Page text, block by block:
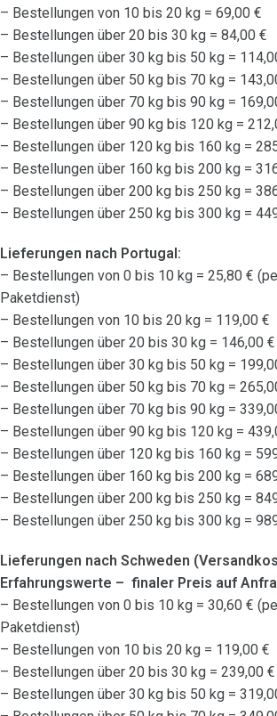
– Bestellungen von 10 bis 20 kg = 69,00 €
– Bestellungen über 20 bis 30 kg = 84,00 €
– Bestellungen über 30 kg bis 50 kg =
– Bestellungen über 50 kg bis 70 kg =
– Bestellungen über 70 kg bis 90 kg =
– Bestellungen über 90 kg bis 120 kg =
– Bestellungen über 120 kg bis 160 kg =
– Bestellungen über 160 kg bis 200 kg =
– Bestellungen über 200 kg bis 250 kg =
– Bestellungen über 250 kg bis 300 kg =
Lieferungen nach Portugal:
– Bestellungen von 0 bis 10 kg = 25,80 €
Paketdienst)
– Bestellungen von 10 bis 20 kg = 119,00 €
– Bestellungen über 20 bis 30 kg = 146,00 €
– Bestellungen über 30 kg bis 50 kg =
– Bestellungen über 50 kg bis 70 kg =
– Bestellungen über 70 kg bis 90 kg =
– Bestellungen über 90 kg bis 120 kg =
– Bestellungen über 120 kg bis 160 kg =
– Bestellungen über 160 kg bis 200 kg =
– Bestellungen über 200 kg bis 250 kg =
– Bestellungen über 250 kg bis 300 kg =
Lieferungen nach Schweden
Erfahrungswerte – finaler Preis auf
– Bestellungen von 0 bis 10 kg = 30,60 €
Paketdienst)
– Bestellungen von 10 bis 20 kg = 119,00 €
– Bestellungen über 20 bis 30 kg = 239,00 €
– Bestellungen über 30 kg bis 50 kg =